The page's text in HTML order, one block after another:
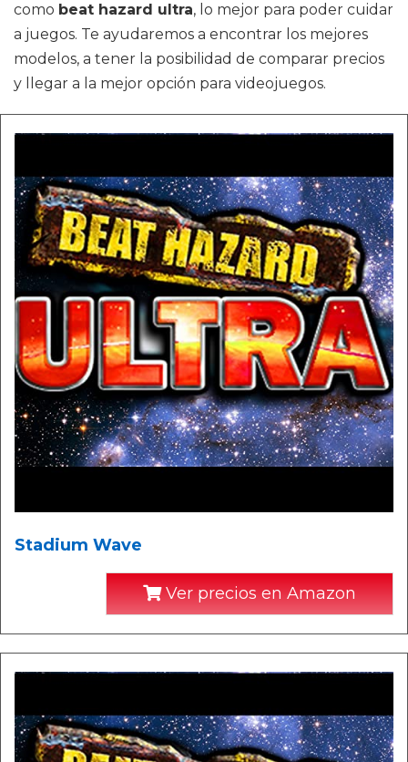
como beat hazard ultra, lo mejor para poder cuidar
a juegos. Te ayudaremos a encontrar los mejores
modelos, a tener la posibilidad de comparar precios
y llegar a la mejor opción para videojuegos.
Stadium Wave
Ver precios en Amazon